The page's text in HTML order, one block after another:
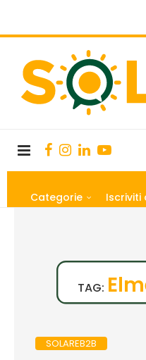
Categorie Iscriviti
TAG:
SOLAREB2B